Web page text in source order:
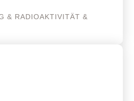
& RADIOAKTIVITÄT &